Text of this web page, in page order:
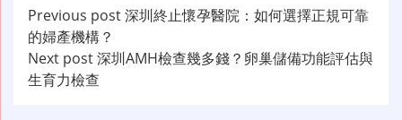
文
章
导
Previous post深圳終止懷孕醫院：如何選擇正規可靠
的婦產機構？
Next post深圳AMH檢查幾多錢？卵巢儲備功能評估與
生育力檢查